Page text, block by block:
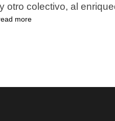
y otro colectivo, al
more